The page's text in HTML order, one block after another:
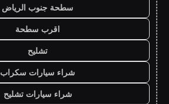
سطحة جنوب الرياض
اقرب سطحة
تشليح
شراء سيارات سكراب
شراء سيارات تشليح